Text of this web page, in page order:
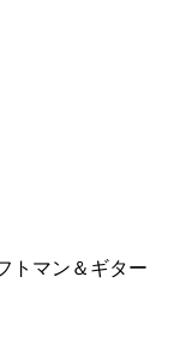
トマン＆ギター